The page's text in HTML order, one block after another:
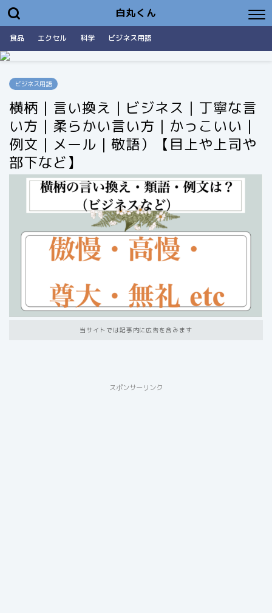
白丸くん
食品 エクセル 科学 ビジネス用語
ビジネス用語
横柄｜言い換え｜ビジネス｜丁寧な言
い方｜柔らかい言い方｜かっこいい｜
例文｜メール｜敬語）【目上や上司や
部下など】
当サイトでは記事内に広告を含みます
スポンサーリンク